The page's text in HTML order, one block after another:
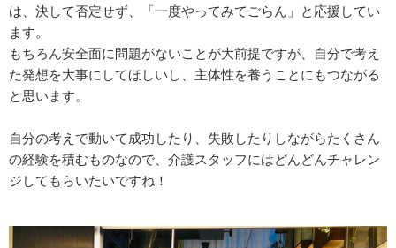
は、決して否定せず、「一度やってみてごらん」と応援してい
ます。
もちろん安全面に問題がないことが大前提ですが、自分で考え
た発想を大事にしてほしいし、主体性を養うことにもつながる
と思います。
自分の考えで動いて成功したり、失敗したりしながらたくさん
の経験を積むものなので、介護スタッフにはどんどんチャレン
ジしてもらいたいですね！